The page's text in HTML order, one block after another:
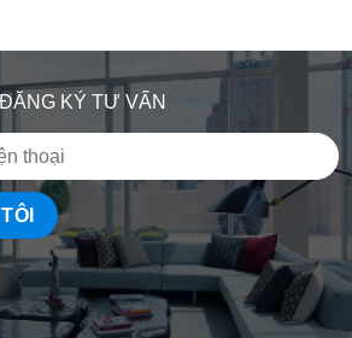
ĐĂNG KÝ TƯ VẤN